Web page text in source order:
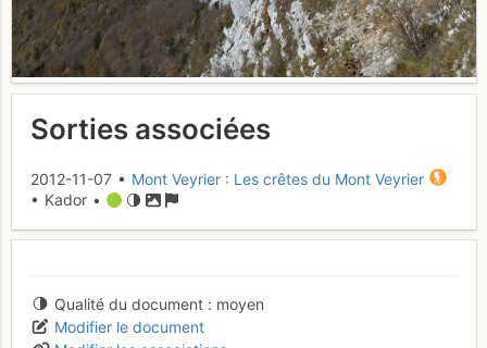
Sorties associées
2012-11-07 • Mont Veyrier : Les crêtes du Mont Veyrier
• Kador •
Qualité du document
moyen
Modifier le document